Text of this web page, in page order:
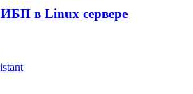
в Linux сервере